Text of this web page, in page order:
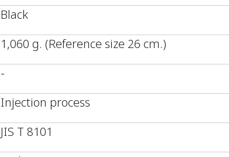
Black
1,060 g. (Reference size 26 cm.)
-
Injection process
JIS T 8101